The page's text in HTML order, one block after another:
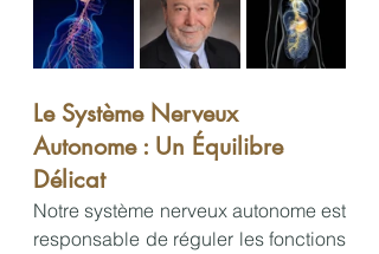
Le Système Nerveux
Autonome : Un Équilibre
Délicat
Notre système nerveux autonome est
responsable de réguler les fonctions